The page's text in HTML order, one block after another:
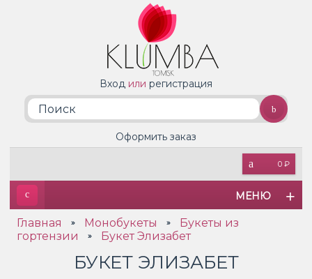
Вход или регистрация
0 ₽
Оформить заказ
МЕНЮ
Главная » Монобукеты »
Букеты из
гортензии
» Букет Элизабет
БУКЕТ ЭЛИЗАБЕТ